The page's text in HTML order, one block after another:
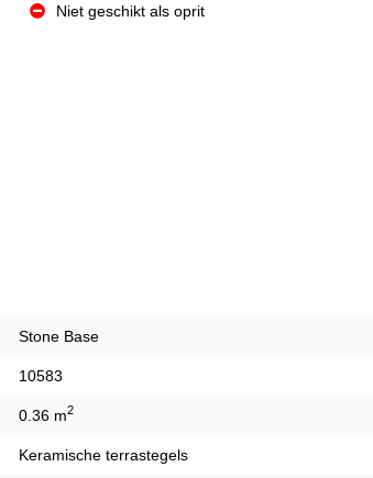
Niet geschikt als oprit
Stone Base
10583
0.36 m2
Keramische terrastegels